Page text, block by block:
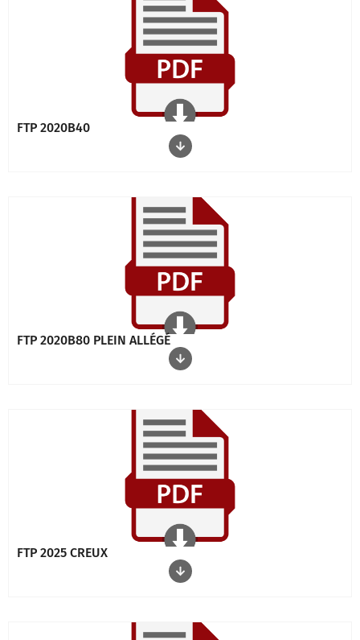
FTP 2020B40
FTP 2020B80 PLEIN ALLÉGÉ
FTP 2025 CREUX